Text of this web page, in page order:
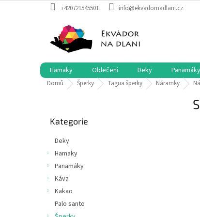
+420721545501 info@ekvadornadlani.cz
Hamaky Oblečení Deky Panamáky
Domů Šperky Tagua šperky Náramky
kategorie
Kategorie
Deky
Hamaky
Panamáky
Káva
Kakao
Palo santo